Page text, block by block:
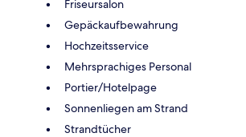
Friseursalon
Gepäckaufbewahrung
Hochzeitsservice
Mehrsprachiges Personal
Portier/Hotelpage
Sonnenliegen am Strand
Strandtücher